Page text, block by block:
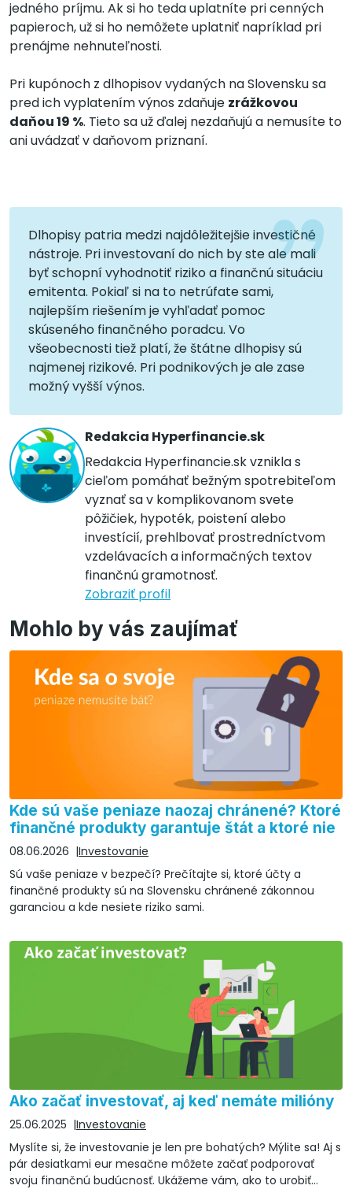
jedného príjmu. Ak si ho teda uplatníte pri cenných
papieroch, už si ho nemôžete uplatniť napríklad pri
prenájme nehnuteľnosti.
Pri kupónoch z dlhopisov vydaných na Slovensku sa
pred ich vyplatením výnos zdaňuje zrážkovou
daňou 19 %. Tieto sa už ďalej nezdaňujú a nemusíte to
ani uvádzať v daňovom priznaní.
Dlhopisy patria medzi najdôležitejšie investičné
nástroje. Pri investovaní do nich by ste ale mali
byť schopní vyhodnotiť riziko a finančnú situáciu
emitenta. Pokiaľ si na to netrúfate sami,
najlepším riešením je vyhľadať pomoc
skúseného finančného poradcu. Vo
všeobecnosti tiež platí, že štátne dlhopisy sú
najmenej rizikové. Pri podnikových je ale zase
možný vyšší výnos.
Redakcia Hyperfinancie.sk
Redakcia Hyperfinancie.sk vznikla s
cieľom pomáhať bežným spotrebiteľom
vyznať sa v komplikovanom svete
pôžičiek, hypoték, poistení alebo
investícií, prehlbovať prostredníctvom
vzdelávacích a informačných textov
finančnú gramotnosť.
Zobraziť profil
Mohlo by vás zaujímať
Kde sú vaše peniaze naozaj chránené? Ktoré
finančné produkty garantuje štát a ktoré nie
08.06.2026
Investovanie
Sú vaše peniaze v bezpečí? Prečítajte si, ktoré účty a
finančné produkty sú na Slovensku chránené zákonnou
garanciou a kde nesiete riziko sami.
Ako začať investovať, aj keď nemáte milióny
25.06.2025
Investovanie
Myslíte si, že investovanie je len pre bohatých? Mýlite sa! Aj s
pár desiatkami eur mesačne môžete začať podporovať
svoju finančnú budúcnosť. Ukážeme vám, ako to urobiť